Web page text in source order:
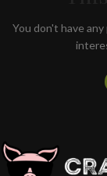
You don't have